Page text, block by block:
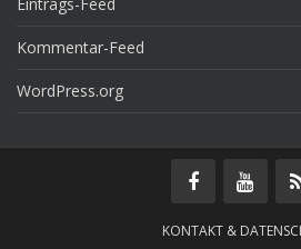
Kommentar-Feed
WordPress.org
KONTAKT &